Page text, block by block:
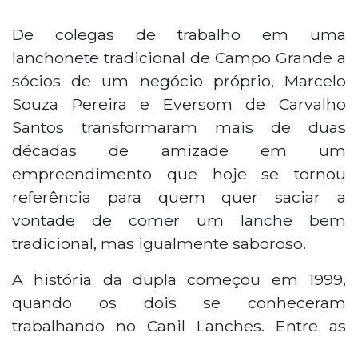
De colegas de trabalho em uma
lanchonete tradicional de Campo Grande a
sócios de um negócio próprio, Marcelo
Souza Pereira e Eversom de Carvalho
Santos transformaram mais de duas
décadas de amizade em um
empreendimento que hoje se tornou
referência para quem quer saciar a
vontade de comer um lanche bem
tradicional, mas igualmente saboroso.
A história da dupla começou em 1999,
quando os dois se conheceram
trabalhando no Canil Lanches. Entre as